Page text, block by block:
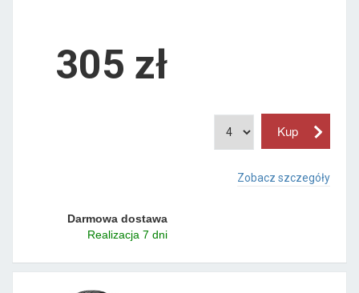
305 zł
Zobacz szczegóły
Darmowa dostawa
Realizacja 7 dni